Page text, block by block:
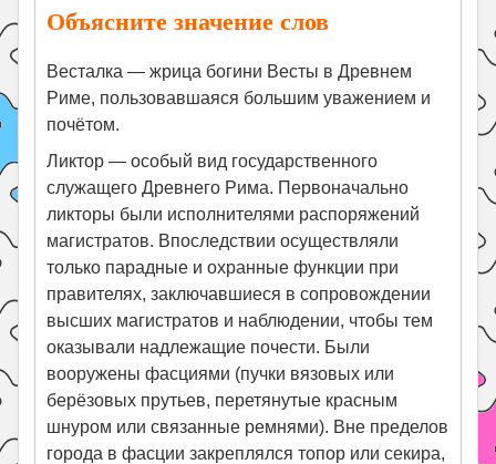
Объясните значение слов
Весталка — жрица богини Весты в Древнем
Риме, пользовавшаяся большим уважением и
почётом.
Ликтор — особый вид государственного
служащего Древнего Рима. Первоначально
ликторы были исполнителями распоряжений
магистратов. Впоследствии осуществляли
только парадные и охранные функции при
правителях, заключавшиеся в сопровождении
высших магистратов и наблюдении, чтобы тем
оказывали надлежащие почести. Были
вооружены фасциями (пучки вязовых или
берёзовых прутьев, перетянутые красным
шнуром или связанные ремнями). Вне пределов
города в фасции закреплялся топор или секира,